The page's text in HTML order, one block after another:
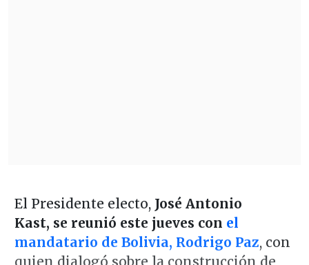
El Presidente electo, José Antonio
Kast, se reunió este jueves con el
mandatario de Bolivia, Rodrigo Paz, con
quien dialogó sobre la construcción de